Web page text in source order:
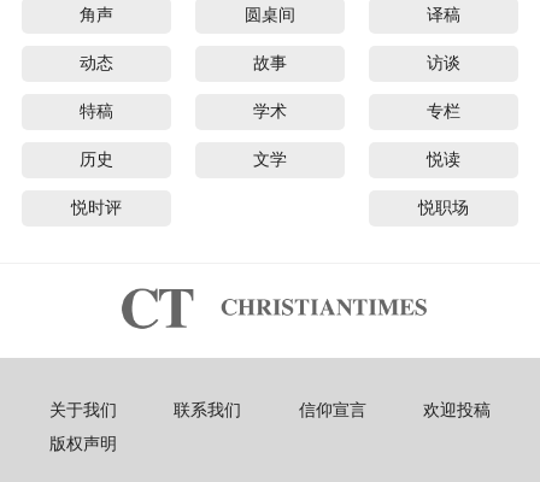
角声 圆桌间 译稿
动态 故事 访谈
特稿 学术 专栏
历史 文学 悦读
悦时评 悦职场
关于我们 联系我们 信仰宣言
欢迎投稿
版权声明